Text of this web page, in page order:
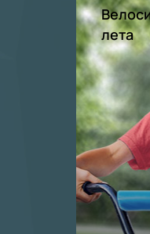
лета